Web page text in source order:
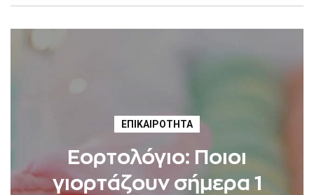
ΕΠΙΚΑΙΡΌΤΗΤΑ
Εορτολόγιο: Ποιοι
γιορτάζουν σήμερα 1